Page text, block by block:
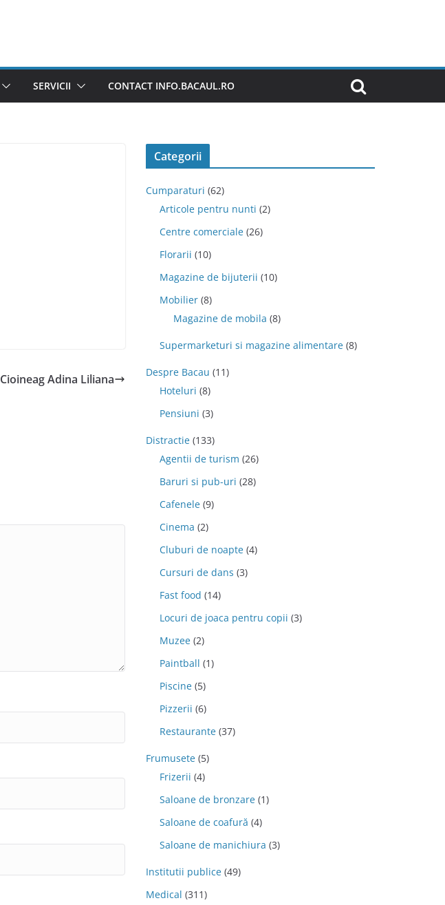
SERVICII CONTACT INFO.BACAUL.RO
Cioineag Adina Liliana
Categorii
Cumparaturi (62)
Articole pentru nunti (2)
Centre comerciale (26)
Florarii (10)
Magazine de bijuterii (10)
Mobilier (8)
Magazine de mobila (8)
Supermarketuri si magazine alimentare (8)
Despre Bacau (11)
Hoteluri (8)
Pensiuni (3)
Distractie (133)
Agentii de turism (26)
Baruri si pub-uri (28)
Cafenele (9)
Cinema (2)
Cluburi de noapte (4)
Cursuri de dans (3)
Fast food (14)
Locuri de joaca pentru copii (3)
Muzee (2)
Paintball (1)
Piscine (5)
Pizzerii (6)
Restaurante (37)
Frumusete (5)
Frizerii (4)
Saloane de bronzare (1)
Saloane de coafură (4)
Saloane de manichiura (3)
Institutii publice (49)
Medical (311)